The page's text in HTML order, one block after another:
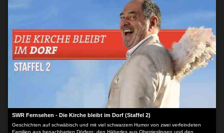
SWR Fernsehen - Die Kirche bleibt im Dorf (Staffel 2)
Geschichten auf schwäbisch und mit viel schwarzem Humor von zwei verfeindeten
Familien aus benachbarten Dörfern: den Häberles aus Oberrieslingen und den